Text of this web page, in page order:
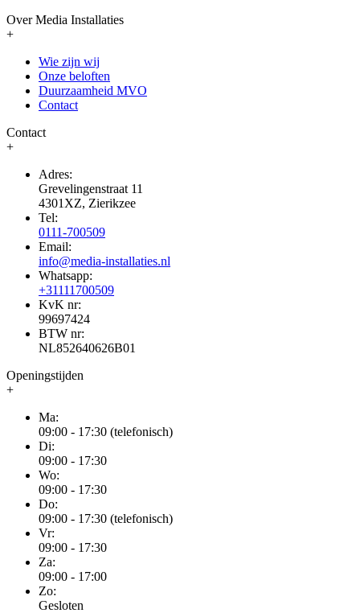
Over Media Installaties
+
Wie zijn wij
Onze beloften
Duurzaamheid MVO
Contact
Contact
+
Adres:
Grevelingenstraat 11
4301XZ, Zierikzee
Tel:
0111-700509
Email:
info@media-installaties.nl
Whatsapp:
+31111700509
KvK nr:
99697424
BTW nr:
NL852640626B01
Openingstijden
+
Ma:
09:00 - 17:30 (telefonisch)
Di:
09:00 - 17:30
Wo:
09:00 - 17:30
Do:
09:00 - 17:30 (telefonisch)
Vr:
09:00 - 17:30
Za:
09:00 - 17:00
Zo:
Gesloten